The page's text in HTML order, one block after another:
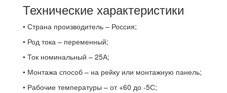
Технические характеристики
• Страна производитель – Россия;
• Род тока – переменный;
• Ток номинальный – 25А;
• Монтажа способ – на рейку или монтажную панель;
• Рабочие температуры – от +60 до -5С;